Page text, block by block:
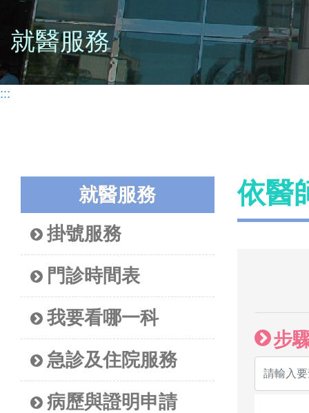
就醫服務
:::
就醫服務
掛號服務
門診時間表
我要看哪一科
急診及住院服務
病歷與證明申請
依醫
步